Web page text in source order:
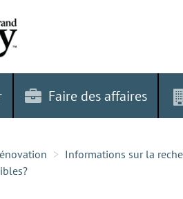
Faire des affaires
Informations sur la